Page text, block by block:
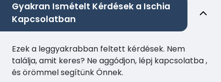
Gyakran Ismételt Kérdések a Ischia
Kapcsolatban
Ezek a leggyakrabban feltett kérdések. Nem
találja, amit keres? Ne aggódjon, lépj kapcsolatba ,
és örömmel segítünk Önnek.